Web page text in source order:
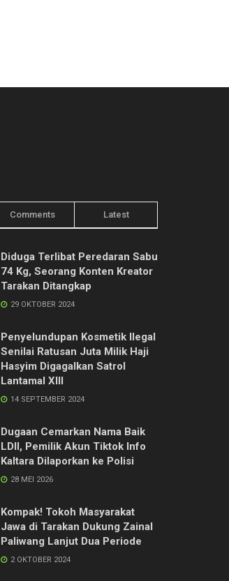
Comments Latest
Diduga Terlibat Peredaran Sabu
74 Kg, Seorang Konten Kreator
Tarakan Ditangkap
29 OKTOBER 2024
Penyelundupan Kosmetik Ilegal
Senilai Ratusan Juta Milik Haji
Hasyim Digagalkan Satrol
Lantamal XIII
14 SEPTEMBER 2024
Dugaan Cemarkan Nama Baik
LDII, Pemilik Akun Tiktok Info
Kaltara Dilaporkan ke Polisi
28 MEI 2026
Kompak! Tokoh Masyarakat
Jawa di Tarakan Dukung Zainal
Paliwang Lanjut Dua Periode
2 OKTOBER 2024